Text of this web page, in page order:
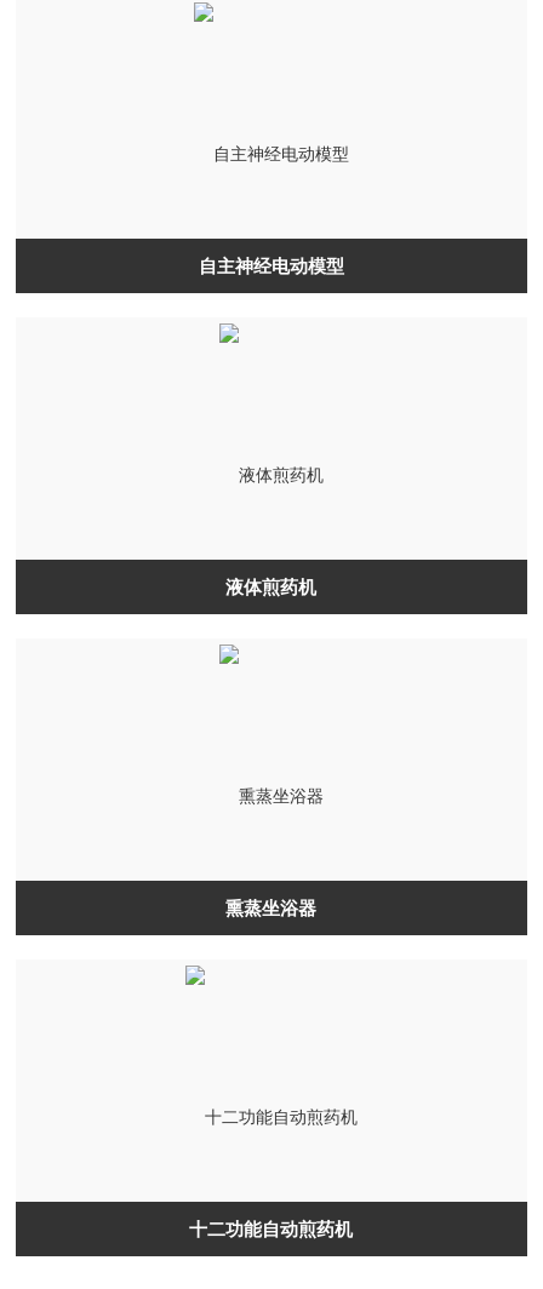
自主神经电动模型
液体煎药机
熏蒸坐浴器
十二功能自动煎药机